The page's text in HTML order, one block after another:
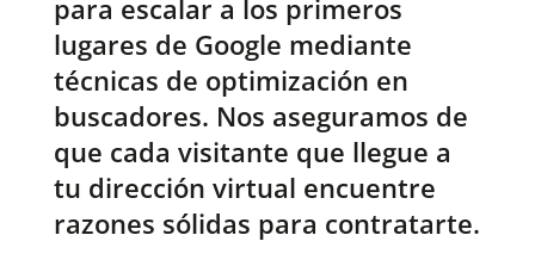
para escalar a los primeros
lugares de Google mediante
técnicas de optimización en
buscadores. Nos aseguramos de
que cada visitante que llegue a
tu dirección virtual encuentre
razones sólidas para contratarte.